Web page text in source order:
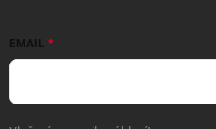
EMAIL